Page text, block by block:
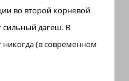
во второй корневой
сильный дагеш. В
никогда (в современном